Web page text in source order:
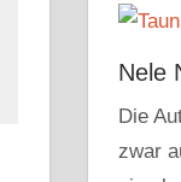
Nele
Die
zwar